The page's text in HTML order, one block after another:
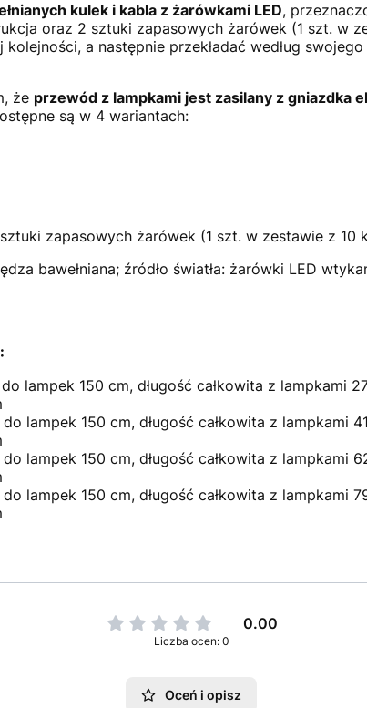
kulek i kabla z żarówkami LED,
oraz 2 sztuki zapasowych żarówek (1 szt. w
a następnie przekładać według
że przewód z lampkami jest zasilany z gniazdka
są w 4 wariantach:
zapasowych żarówek (1 szt. w zestawie z 10
bawełniana; źródło światła: żarówki LED
lampek 150 cm, długość całkowita z lampkami
lampek 150 cm, długość całkowita z lampkami
lampek 150 cm, długość całkowita z lampkami
lampek 150 cm, długość całkowita z lampkami
0.00
Liczba ocen: 0
Oceń i opisz